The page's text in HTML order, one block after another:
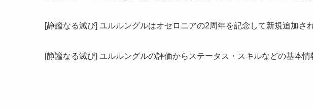
[静謐なる滅び] ユルルングルはオセロニアの2周年を記念して新規追加さ
[静謐なる滅び] ユルルングルの評価からステータス・スキルなどの基本情